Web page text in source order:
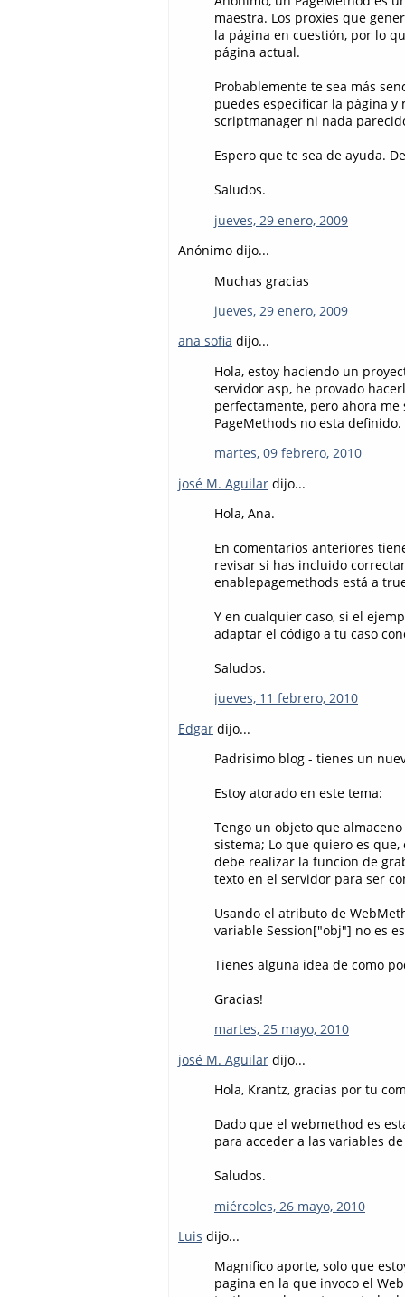
maestra. Los proxies que
la página en cuestión, por lo
página actual.
Probablemente te sea más
puedes especificar la página
scriptmanager ni nada
Espero que te sea de ayuda.
Saludos.
jueves, 29 enero, 2009
Anónimo dijo...
Muchas gracias
jueves, 29 enero, 2009
ana sofia dijo...
Hola, estoy haciendo un
servidor asp, he provado
perfectamente, pero ahora
PageMethods no esta
martes, 09 febrero, 2010
josé M. Aguilar dijo...
Hola, Ana.
En comentarios anteriores
revisar si has incluido
enablepagemethods está a
Y en cualquier caso, si el
adaptar el código a tu caso
Saludos.
jueves, 11 febrero, 2010
Edgar dijo...
Padrisimo blog - tienes un
Estoy atorado en este tema:
Tengo un objeto que
sistema; Lo que quiero es
debe realizar la funcion de
texto en el servidor para ser
Usando el atributo de
variable Session["obj"] no es
Tienes alguna idea de como
Gracias!
martes, 25 mayo, 2010
josé M. Aguilar dijo...
Hola, Krantz, gracias por tu
Dado que el webmethod es
para acceder a las variables
Saludos.
miércoles, 26 mayo, 2010
Luis dijo...
Magnifico aporte, solo que
pagina en la que invoco el